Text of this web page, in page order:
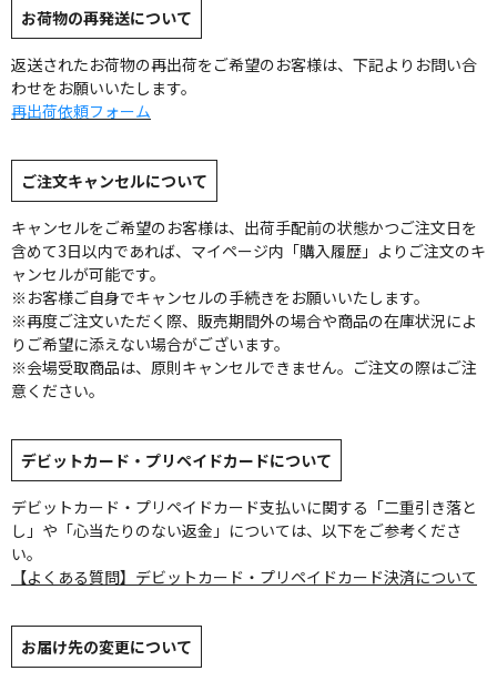
お荷物の再発送について
返送されたお荷物の再出荷をご希望のお客様は、下記よりお問い合
わせをお願いいたします。
再出荷依頼フォーム
ご注文キャンセルについて
キャンセルをご希望のお客様は、出荷手配前の状態かつご注文日を
含めて3日以内であれば、マイページ内「購入履歴」よりご注文のキ
ャンセルが可能です。
※お客様ご自身でキャンセルの手続きをお願いいたします。
※再度ご注文いただく際、販売期間外の場合や商品の在庫状況によ
りご希望に添えない場合がございます。
※会場受取商品は、原則キャンセルできません。ご注文の際はご注
意ください。
デビットカード・プリペイドカードについて
デビットカード・プリペイドカード支払いに関する「二重引き落と
し」や「心当たりのない返金」については、以下をご参考くださ
い。
【よくある質問】デビットカード・プリペイドカード決済について
お届け先の変更について